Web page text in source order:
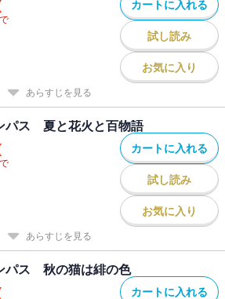
カートに入れる
試し読み
お気に入り
あらすじを見る
パス 夏と花火と百物語
カートに入れる
試し読み
お気に入り
あらすじを見る
パス 秋の猫は緋の色
カートに入れる